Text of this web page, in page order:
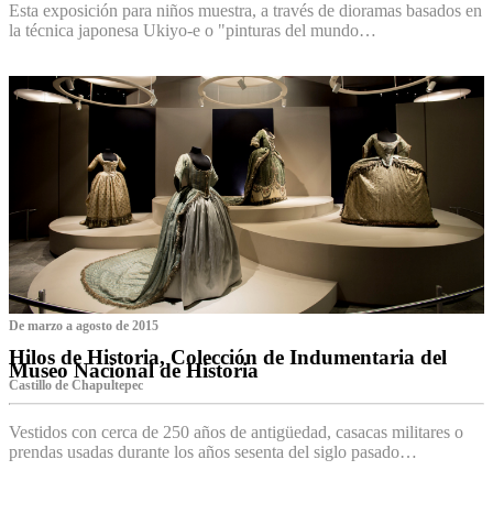
Esta exposición para niños muestra, a través de dioramas basados en
la técnica japonesa Ukiyo-e o "pinturas del mundo…
De marzo a agosto de 2015
Hilos de Historia, Colección de Indumentaria del
Museo Nacional de Historia
Castillo de Chapultepec
Vestidos con cerca de 250 años de antigüedad, casacas militares o
prendas usadas durante los años sesenta del siglo pasado…